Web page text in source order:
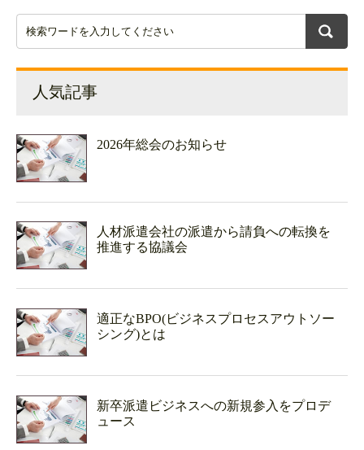
人気記事
2026年総会のお知らせ
人材派遣会社の派遣から請負への転換を
推進する協議会
適正なBPO(ビジネスプロセスアウトソー
シング)とは
新卒派遣ビジネスへの新規参入をプロデ
ュース